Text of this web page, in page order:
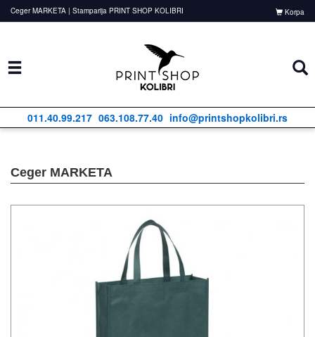
Ceger MARKETA | Stamparija PRINT SHOP KOLIBRI Korpa
011.40.99.217 063.108.77.40 info@printshopkolibri.rs
Ceger MARKETA